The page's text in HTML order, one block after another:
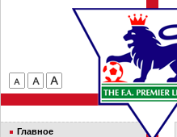
Главное